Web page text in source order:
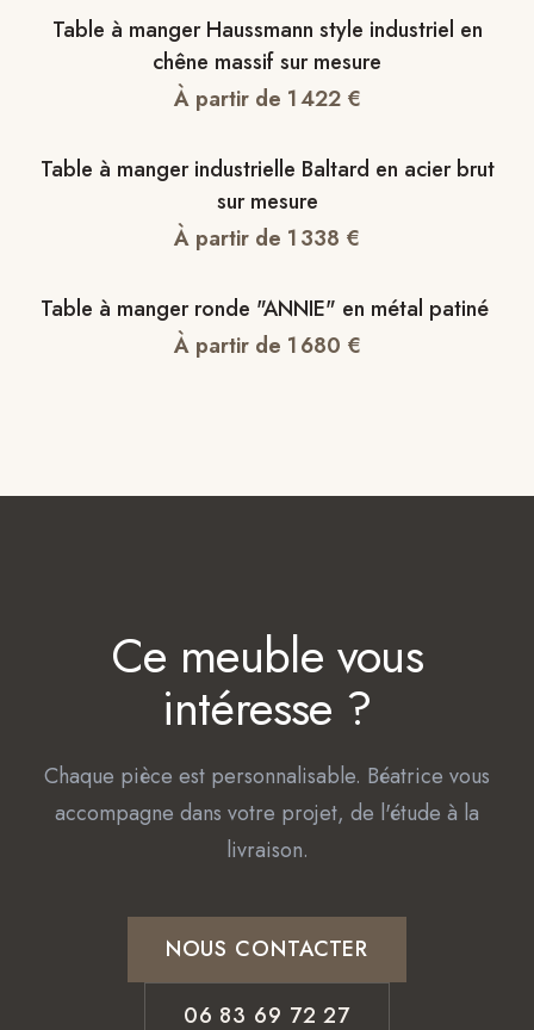
Table à manger Haussmann style industriel en
chêne massif sur mesure
À partir de 1 422€
Table à manger industrielle Baltard en acier brut
sur mesure
À partir de 1 338 €
Table à manger ronde "ANNIE" en métal patiné
À partir de 1 680 €
Ce meuble vous
intéresse ?
Chaque pièce est personnalisable. Béatrice vous
accompagne dans votre projet, de l'étude à la
livraison.
NOUS CONTACTER
06 83 69 72 27